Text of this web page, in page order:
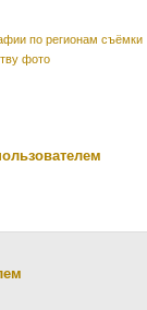
по регионам съёмки
фото